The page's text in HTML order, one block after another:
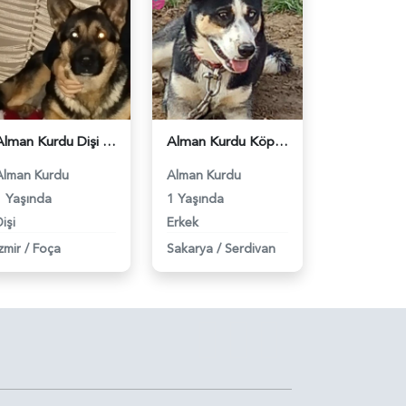
Alman Kurdu Dişi Köpeğime Eş Arıyorum - 118962861
Kurdu
Yaşında
/ Foça
Alman Kurdu Köpeğime Eş Arıyorum - 118961752
Alman Kurdu
1 Yaşında
Erkek
Sakarya / Serdivan